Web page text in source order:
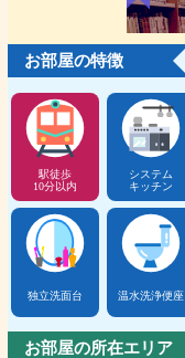
お部屋の特徴
駅徒歩
10分以内
システム
キッチン
独立洗面台 温水洗浄便座
お部屋の所在エリア